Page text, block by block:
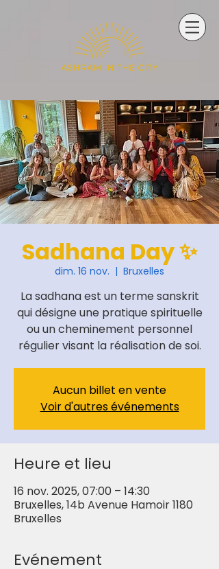
Sadhana Day ✨
dim. 16 nov.
  |
Bruxelles
La sadhana est un terme sanskrit
qui désigne une pratique spirituelle
ou un cheminement personnel
régulier visant la réalisation de soi.
Aucun billet en vente
Voir d'autres événements
Heure et lieu
16 nov. 2025, 07:00 – 14:30
Bruxelles, 14b Avenue Hamoir 1180
Bruxelles
Evénement